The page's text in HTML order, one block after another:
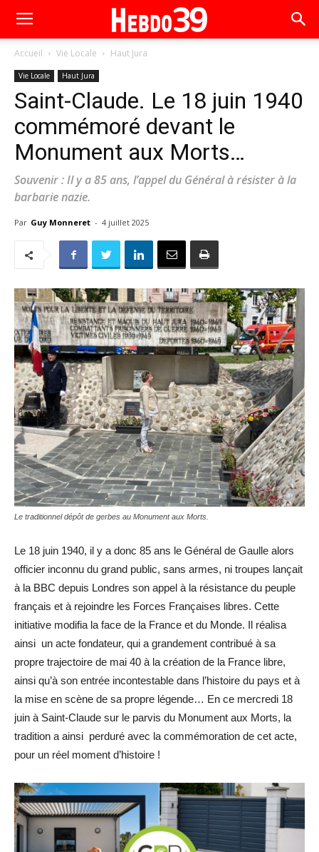
Accueil Vie Locale Haut Jura
Vie Locale Haut Jura
Saint-Claude. Le 18 juin 1940
commémoré devant le
Monument aux Morts…
Souvenir : Il y a 85 ans, l’appel du Général à résister à la
barbarie nazie.
Par Guy Monneret - 4 juillet 2025
Le traditionnel dépôt de gerbes au Monument aux Morts.
Le 18 juin 1940, il y a donc 85 ans le Général de Gaulle alors
officier inconnu du grand public, sans armes, ni troupes lançait
à la BBC depuis Londres son appel à la résistance du peuple
français et à rejoindre les Forces Françaises libres. Cette
initiative modifia la face de la France et du Monde. Il réalisa
ainsi un acte fondateur, qui a grandement contribué à sa
propre trajectoire de mai 40 à la création de la France libre,
ainsi qu’à son entrée incontestable dans l’histoire du pays et à
la mise en scène de sa propre légende… En ce mercredi 18
juin à Saint-Claude sur le parvis du Monument aux Morts, la
tradition a ainsi perduré avec la commémoration de cet acte,
pour un réel moment d’histoire !